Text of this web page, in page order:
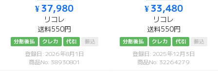
¥ 37,980
リコレ
送料550円
分割後払 クレカ 代引 振込
登録日: 2026年8月1日
商品No: 38930801
¥ 33,480
リコレ
送料550円
分割後払 クレカ 代引 振込
登録日: 2025年12月3日
商品No: 32264279